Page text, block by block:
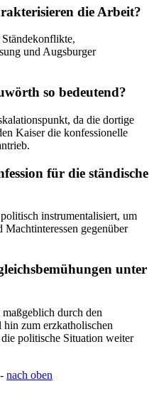
die Arbeit?
und Augsburger
so bedeutend?
da die dortige
Kaiser die konfessionelle
für die ständische
instrumentalisiert, um
gegenüber
unter
durch den
zum erzkatholischen
politische Situation weiter
nach oben